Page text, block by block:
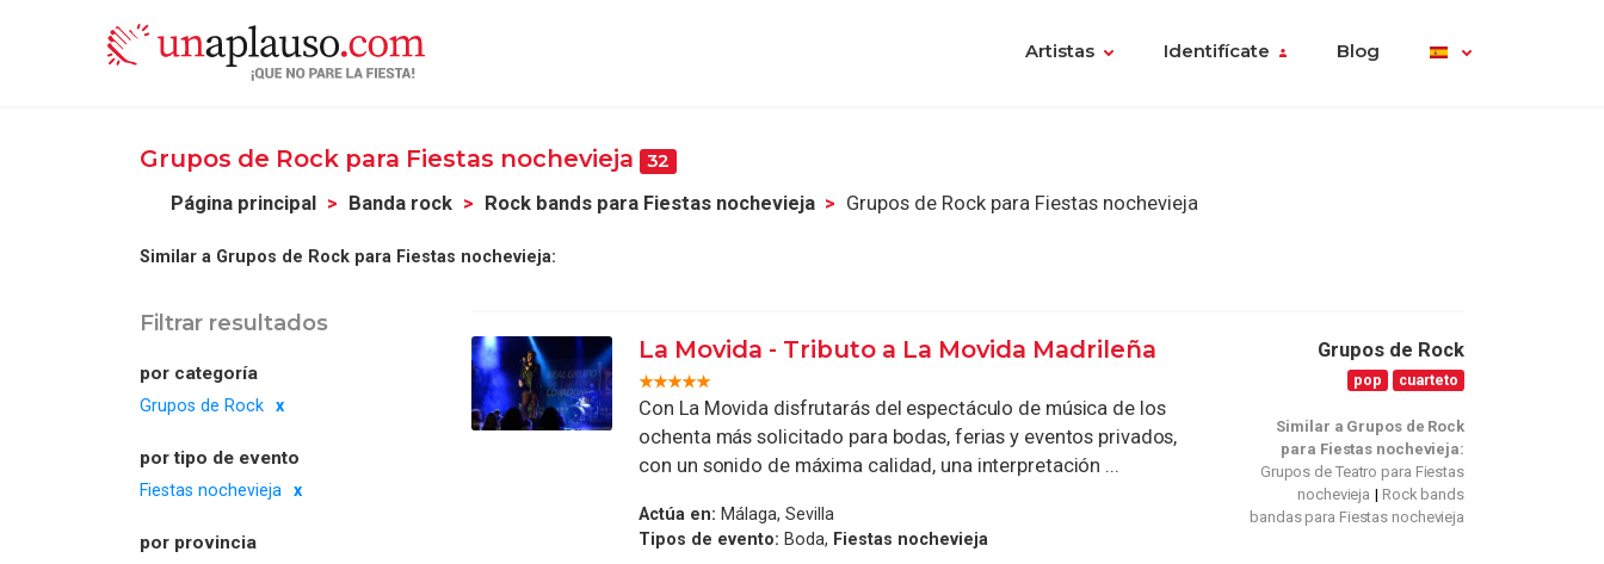
Artistas Identifícate Blog
Grupos de Rock para Fiestas nochevieja 32
Página principal Banda rock Rock bands para Fiestas nochevieja Grupos de Rock para Fiestas nochevieja
Similar a Grupos de Rock para Fiestas nochevieja:
Filtrar resultados
por categoría
Grupos de Rock
por tipo de evento
Fiestas nochevieja
por provincia
La Movida - Tributo a La Movida Madrileña
Con La Movida disfrutarás del espectáculo de música de los
ochenta más solicitado para bodas, ferias y eventos privados,
con un sonido de máxima calidad, una interpretación ...
Actúa en: Málaga, Sevilla
Tipos de evento: Boda, Fiestas nochevieja
Grupos de Rock
pop cuarteto
Similar a Grupos de Rock
para Fiestas nochevieja:
Grupos de Teatro para Fiestas
nochevieja
Rock bands
bandas para Fiestas nochevieja